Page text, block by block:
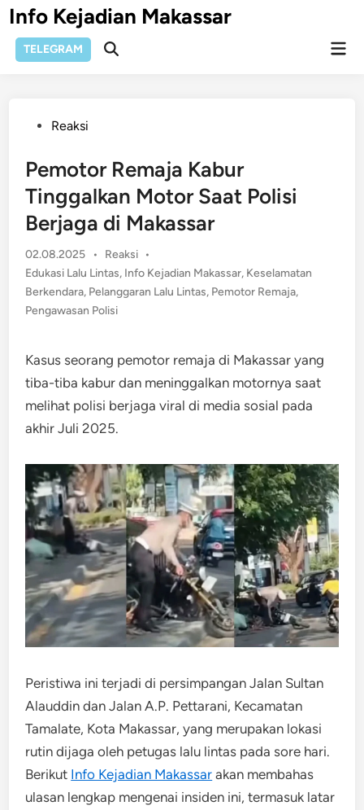
Skip
to
content
Info Kejadian Makassar
TELEGRAM
Open
PostedReaksi
Pemotor Remaja Kabur
Tinggalkan Motor Saat Polisi
Berjaga di Makassar
02.08.2025 •
Posted
in
Reaksi •
Edukasi Lalu Lintas, Info Kejadian Makassar, Keselamatan
Berkendara, Pelanggaran Lalu Lintas, Pemotor Remaja,
Pengawasan Polisi
Kasus seorang pemotor remaja di Makassar yang
tiba-tiba kabur dan meninggalkan motornya saat
melihat polisi berjaga viral di media sosial pada
akhir Juli 2025.
Peristiwa ini terjadi di persimpangan Jalan Sultan
Alauddin dan Jalan A.P. Pettarani, Kecamatan
Tamalate, Kota Makassar, yang merupakan lokasi
rutin dijaga oleh petugas lalu lintas pada sore hari.
Berikut Info Kejadian Makassar akan membahas
ulasan lengkap mengenai insiden ini, termasuk latar